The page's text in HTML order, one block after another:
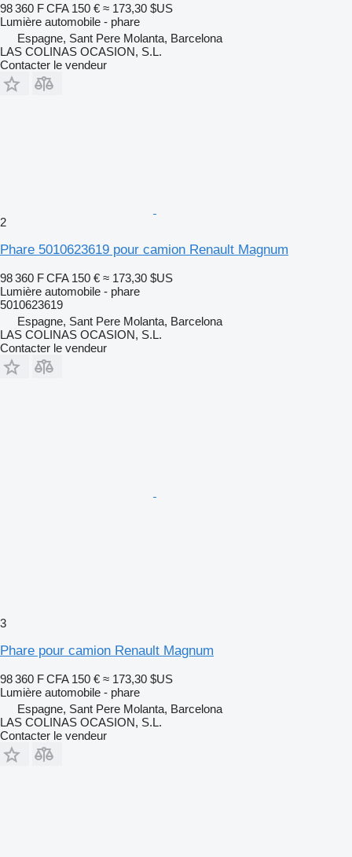
98 360 F CFA 150 € ≈ 173,30 $US
Lumière automobile - phare
Espagne, Sant Pere Molanta, Barcelona
LAS COLINAS OCASION, S.L.
Contacter le vendeur
2
Phare 5010623619 pour camion Renault Magnum
98 360 F CFA 150 € ≈ 173,30 $US
Lumière automobile - phare
5010623619
Espagne, Sant Pere Molanta, Barcelona
LAS COLINAS OCASION, S.L.
Contacter le vendeur
3
Phare pour camion Renault Magnum
98 360 F CFA 150 € ≈ 173,30 $US
Lumière automobile - phare
Espagne, Sant Pere Molanta, Barcelona
LAS COLINAS OCASION, S.L.
Contacter le vendeur